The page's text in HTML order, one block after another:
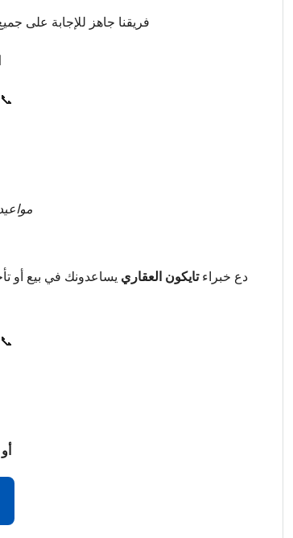
فريقنا جاهز للإجابة على
📞
مواعيد
دع خبراءتايكون العقاري يساعدونك في بيع أو
📞